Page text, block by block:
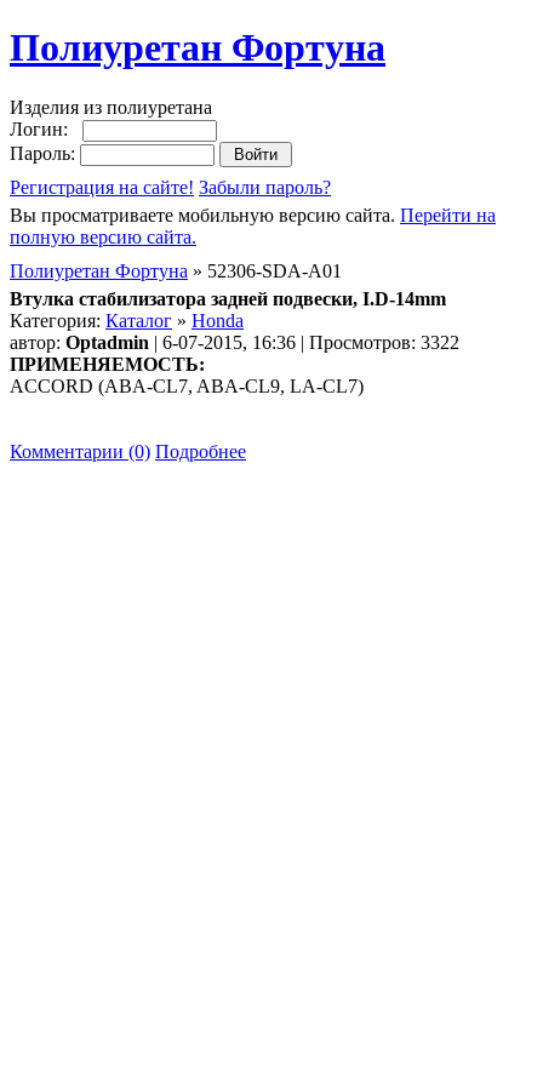
Полиуретан Фортуна
Изделия из полиуретана
Логин:
Пароль:
Регистрация на сайте! Забыли пароль?
Вы просматриваете мобильную версию сайта. Перейти на
полную версию сайта.
Полиуретан Фортуна » 52306-SDA-A01
Втулка стабилизатора задней подвески, I.D-14mm
Категория: Каталог » Honda
автор: Optadmin | 6-07-2015, 16:36 | Просмотров: 3322
ПРИМЕНЯЕМОСТЬ:
ACCORD (ABA-CL7, ABA-CL9, LA-CL7)
Комментарии (0) Подробнее